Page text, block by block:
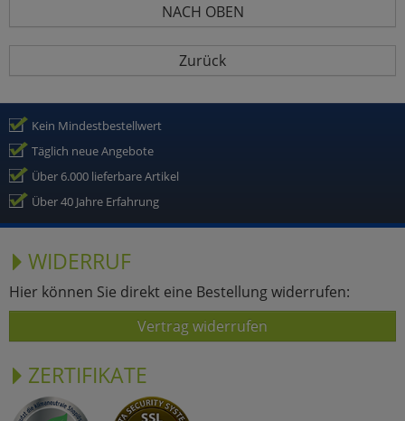
NACH OBEN
Zurück
Kein Mindestbestellwert
Täglich neue Angebote
Über 6.000 lieferbare Artikel
Über 40 Jahre Erfahrung
WIDERRUF
Hier können Sie direkt eine Bestellung widerrufen:
Vertrag widerrufen
ZERTIFIKATE